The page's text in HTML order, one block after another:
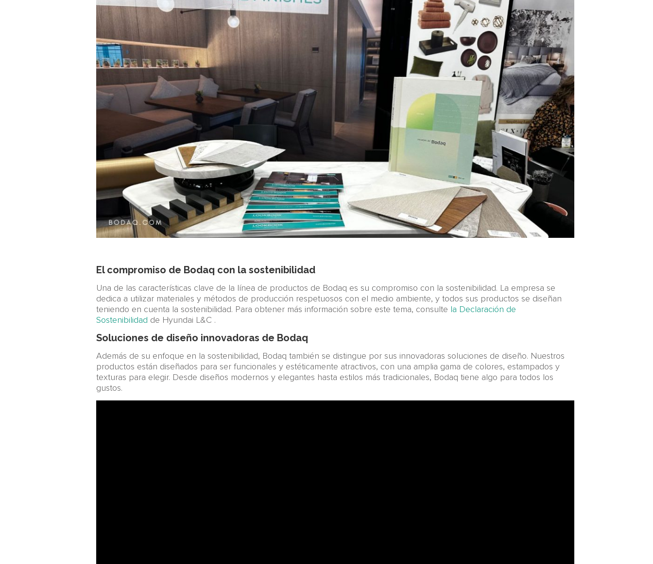
El compromiso de Bodaq con la sostenibilidad
Una de las características clave de la línea de productos de Bodaq es su compromiso con la sostenibilidad. La empresa se
dedica a utilizar materiales y métodos de producción respetuosos con el medio ambiente, y todos sus productos se diseñan
teniendo en cuenta la sostenibilidad. Para obtener más información sobre este tema, consulte la Declaración de
Sostenibilidad de Hyundai L&C .
Soluciones de diseño innovadoras de Bodaq
Además de su enfoque en la sostenibilidad, Bodaq también se distingue por sus innovadoras soluciones de diseño. Nuestros
productos están diseñados para ser funcionales y estéticamente atractivos, con una amplia gama de colores, estampados y
texturas para elegir. Desde diseños modernos y elegantes hasta estilos más tradicionales, Bodaq tiene algo para todos los
gustos.